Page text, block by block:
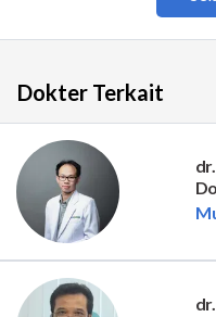
Dokter Terkait